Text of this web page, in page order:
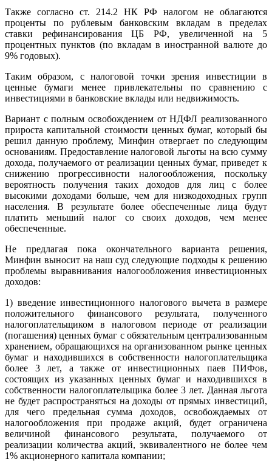
Также согласно ст. 214.2 НК РФ налогом не облагаются
проценты по рублевым банковским вкладам в пределах
ставки рефинансирования ЦБ РФ, увеличенной на 5
процентных пунктов (по вкладам в иностранной валюте до
9% годовых).
Таким образом, с налоговой точки зрения инвестиции в
ценные бумаги менее привлекательны по сравнению с
инвестициями в банковские вклады или недвижимость.
Вариант с полным освобождением от НДФЛ реализованного
прироста капитальной стоимости ценных бумаг, который бы
решил данную проблему, Минфин отвергает по следующим
основаниям. Предоставление налоговой льготы на всю сумму
дохода, получаемого от реализации ценных бумаг, приведет к
снижению прогрессивности налогообложения, поскольку
вероятность получения таких доходов для лиц с более
высокими доходами больше, чем для низкодоходных групп
населения. В результате более обеспеченные лица будут
платить меньший налог со своих доходов, чем менее
обеспеченные.
Не предлагая пока окончательного варианта решения,
Минфин выносит на наш суд следующие подходы к решению
проблемы выравнивания налогообложения инвестиционных
доходов:
1) введение инвестиционного налогового вычета в размере
положительного финансового результата, полученного
налогоплательщиком в налоговом периоде от реализации
(погашения) ценных бумаг с обязательным централизованным
хранением, обращающихся на организованном рынке ценных
бумаг и находившихся в собственности налогоплательщика
более 3 лет, а также от инвестиционных паев ПИФов,
состоящих из указанных ценных бумаг и находившихся в
собственности налогоплательщика более 3 лет. Данная льгота
не будет распространяться на доходы от прямых инвестиций,
для чего предельная сумма доходов, освобождаемых от
налогообложения при продаже акций, будет ограничена
величиной финансового результата, получаемого от
реализации количества акций, эквивалентного не более чем
1% акционерного капитала компании;